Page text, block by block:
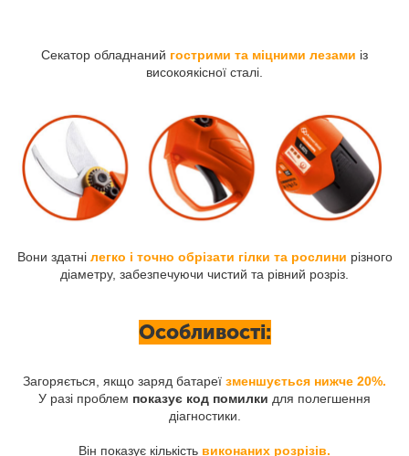
Секатор обладнаний гострими та міцними лезами із
високоякісної сталі.
Вони здатні легко і точно обрізати гілки та рослини різного
діаметру, забезпечуючи чистий та рівний розріз.
Особливості:
Загоряється, якщо заряд батареї зменшується нижче 20%.
У разі проблем показує код помилки для полегшення
діагностики.
Він показує кількість виконаних розрізів.